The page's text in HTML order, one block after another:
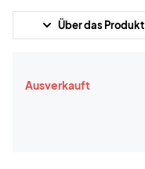
Über das Produkt
Ausverkauft